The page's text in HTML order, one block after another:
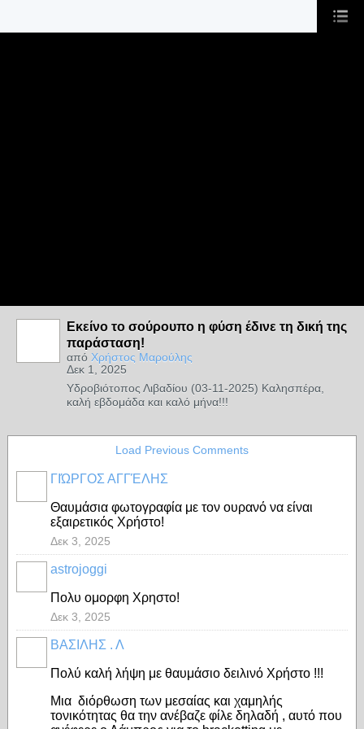
Εκείνο το σούρουπο η φύση έδινε τη δική της
παράσταση!
από Χρήστος Μαρούλης
Δεκ 1, 2025
Υδροβιότοπος Λιβαδίου (03-11-2025) Καλησπέρα,
καλή εβδομάδα και καλό μήνα!!!
Load Previous Comments
ΓΙΏΡΓΟΣ ΑΓΓΈΛΗΣ
Θαυμάσια φωτογραφία με τον ουρανό να είναι
εξαιρετικός Χρήστο!
Δεκ 3, 2025
astrojoggi
Πολυ ομορφη Χρηστο!
Δεκ 3, 2025
ΒΑΣΙΛΗΣ . Λ
Πολύ καλή λήψη με θαυμάσιο δειλινό Χρήστο !!!
Μια διόρθωση των μεσαίας και χαμηλής
τονικότητας θα την ανέβαζε φίλε δηλαδή , αυτό που